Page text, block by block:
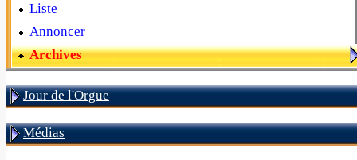
Liste
Annoncer
Archives
Jour de l'Orgue
Médias